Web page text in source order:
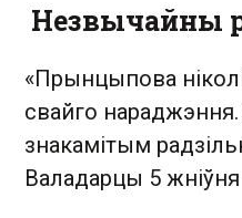
Незвычайны
«Прынцыпова
свайго нараджэння.
знакамітым
Валадарцы 5 жніўня